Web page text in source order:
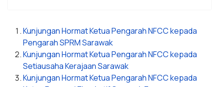
Kunjungan Hormat Ketua Pengarah NFCC kepada
Pengarah SPRM Sarawak
Kunjungan Hormat Ketua Pengarah NFCC kepada
Setiausaha Kerajaan Sarawak
Kunjungan Hormat Ketua Pengarah NFCC kepada